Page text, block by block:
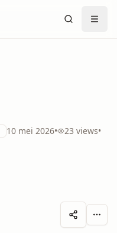
10 mei 2026• 23 views•